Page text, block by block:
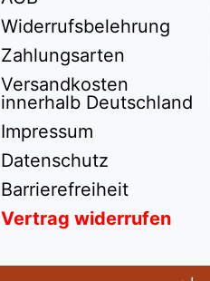
Widerrufsbelehrung
Zahlungsarten
Versandkosten
innerhalb Deutschland
Impressum
Datenschutz
Barrierefreiheit
Vertrag widerrufen